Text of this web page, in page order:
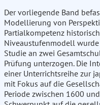
Der vorliegende Band
Modellierung von
Partialkompetenz
Niveaustufenmodell
Studie an zwei
Prüfung unterzogen. Die
einer Unterrichtsreihe zur
mit Fokus auf die
Periode zwischen 1600